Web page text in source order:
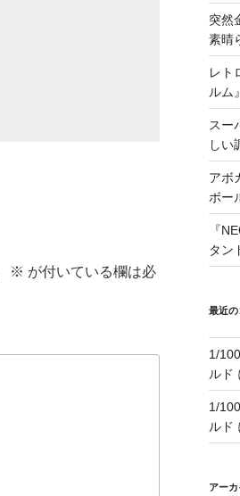
※ が付いている欄は必
突然
素晴
レト
ルム
スー
しい
アボ
ボー
『
タン
最近の
1/
ルド
1/
ルド
アー